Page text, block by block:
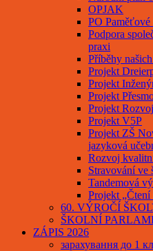
OPJAK
PO Paměťové
Podpora
praxi
Příběhy
Projekt
Projekt
Projekt
Projekt
Projekt V5P
Projekt ZŠ
jazyková
Rozvoj
Stravování ve
Tandemová
Projekt „Čtení
60. VÝROČÍ
ŠKOLNÍ
ZÁPIS 2026
зарахування до 1